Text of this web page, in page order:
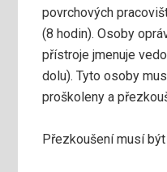
povrchových
(8 hodin). Osoby
přístroje jmenuje
dolu). Tyto osoby
proškoleny a
Přezkoušení musí